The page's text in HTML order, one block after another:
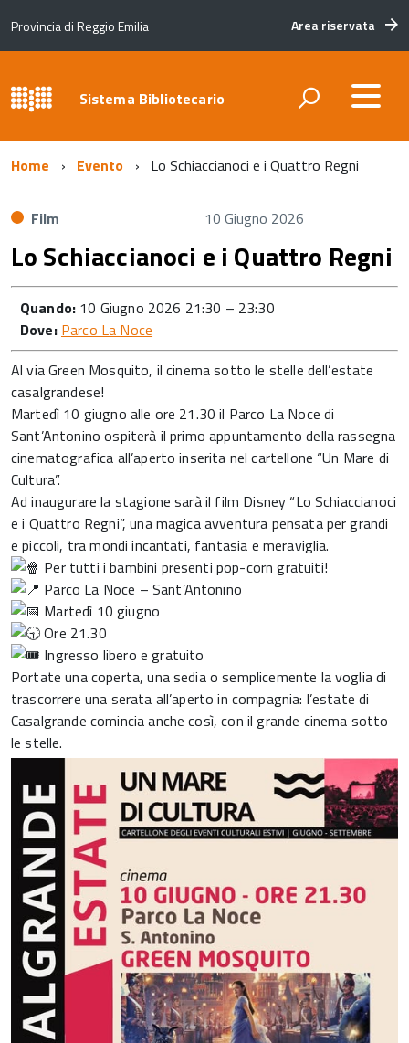
Provincia di Reggio Emilia Area riservata
Sistema Bibliotecario
Home Evento Lo Schiaccianoci e i Quattro Regni
Film 10 Giugno 2026
Lo Schiaccianoci e i Quattro Regni
Quando: 10 Giugno 2026 21:30 – 23:30
Dove: Parco La Noce
Al via Green Mosquito, il cinema sotto le stelle dell’estate
casalgrandese!
Martedì 10 giugno alle ore 21.30 il Parco La Noce di
Sant’Antonino ospiterà il primo appuntamento della rassegna
cinematografica all’aperto inserita nel cartellone “Un Mare di
Cultura”.
Ad inaugurare la stagione sarà il film Disney “Lo Schiaccianoci
e i Quattro Regni”, una magica avventura pensata per grandi
e piccoli, tra mondi incantati, fantasia e meraviglia.
Per tutti i bambini presenti pop-corn gratuiti!
Parco La Noce – Sant’Antonino
Martedì 10 giugno
Ore 21.30
Ingresso libero e gratuito
Portate una coperta, una sedia o semplicemente la voglia di
trascorrere una serata all’aperto in compagnia: l’estate di
Casalgrande comincia anche così, con il grande cinema sotto
le stelle.